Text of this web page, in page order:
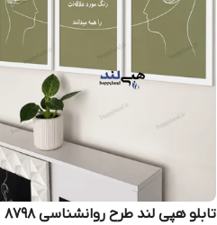
تابلو هپی لند طرح روانشناسی 8798